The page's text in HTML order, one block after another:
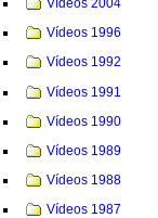
Vídeos 2004
Vídeos 1996
Vídeos 1992
Vídeos 1991
Vídeos 1990
Vídeos 1989
Vídeos 1988
Vídeos 1987